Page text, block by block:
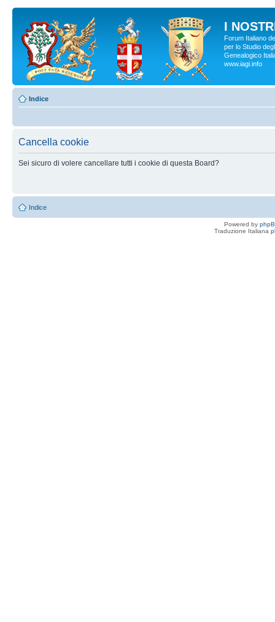
I
Forum Italiano
per lo Studio
Genealogico
www.iagi.info
Indice
Cancella cookie
Sei sicuro di volere cancellare tutti i cookie di questa Board?
Indice
Powered by
Traduzione Italiana